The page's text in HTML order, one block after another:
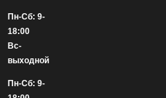
Пн-Сб: 9-
18:00
Вс-
выходной
Пн-Сб: 9-